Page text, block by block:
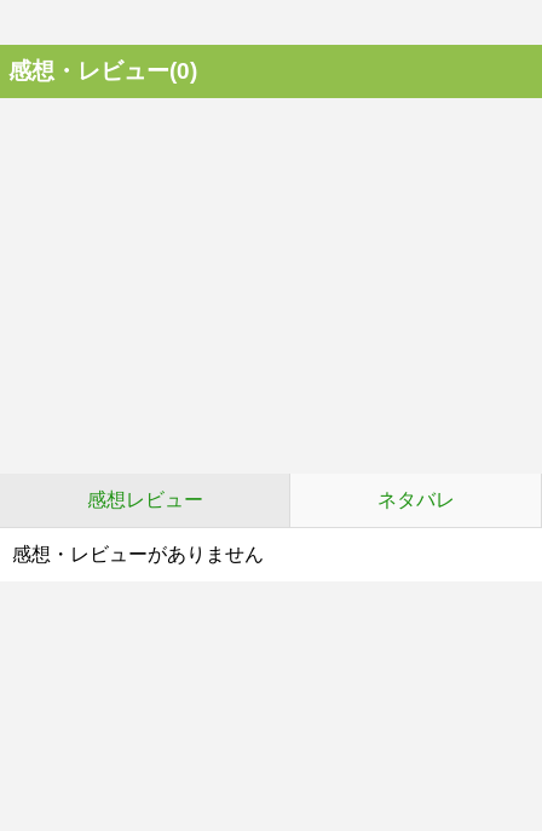
感想・レビュー(0)
感想レビュー ネタバレ
感想・レビューがありません